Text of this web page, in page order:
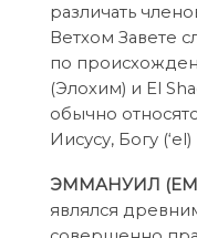
различать
Ветхом Завете
по
(Элохим) и El
обычно
Иисусу, Богу
ЭММАНУИЛ
являлся